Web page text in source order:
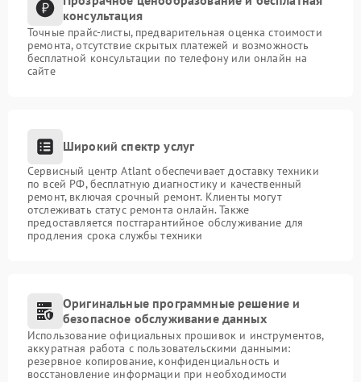
консультация
Точные прайс-листы, предварительная оценка стоимости
ремонта, отсутствие скрытых платежей и возможность
бесплатной консультации по телефону или онлайн на
сайте
Широкий спектр услуг
Сервисный центр Atlant обеспечивает доставку техники
по всей РФ, бесплатную диагностику и качественный
ремонт, включая срочный ремонт. Клиенты могут
отслеживать статус ремонта онлайн. Также
предоставляется постгарантийное обслуживание для
продления срока службы техники
Оригинальные программные решение и
безопасное обслуживание данных
Использование официальных прошивок и инструментов,
аккуратная работа с пользовательскими данными:
резервное копирование, конфиденциальность и
восстановление информации при необходимости